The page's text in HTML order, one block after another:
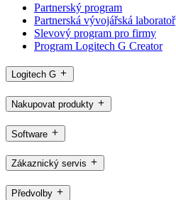
Partnerský program
Partnerská vývojářská laboratoř
Slevový program pro firmy
Program Logitech G Creator
Logitech G
Nakupovat produkty
Software
Zákaznický servis
Předvolby